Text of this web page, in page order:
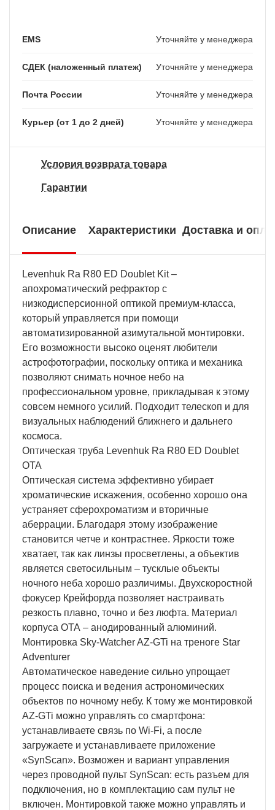
EMS Уточняйте у менеджера
СДЕК (наложенный платеж) Уточняйте у менеджера
Почта России Уточняйте у менеджера
Курьер (от 1 до 2 дней) Уточняйте у менеджера
Условия возврата товара
Гарантии
Описание Характеристики Доставка и
Levenhuk Ra R80 ED Doublet Kit –
апохроматический рефрактор с
низкодисперсионной оптикой премиум-класса,
который управляется при помощи
автоматизированной азимутальной монтировки.
Его возможности высоко оценят любители
астрофотографии, поскольку оптика и механика
позволяют снимать ночное небо на
профессиональном уровне, прикладывая к этому
совсем немного усилий. Подходит телескоп и для
визуальных наблюдений ближнего и дальнего
космоса.
Оптическая труба Levenhuk Ra R80 ED Doublet
OTA
Оптическая система эффективно убирает
хроматические искажения, особенно хорошо она
устраняет сферохроматизм и вторичные
аберрации. Благодаря этому изображение
становится четче и контрастнее. Яркости тоже
хватает, так как линзы просветлены, а объектив
является светосильным ‒ тусклые объекты
ночного неба хорошо различимы. Двухскоростной
фокусер Крейфорда позволяет настраивать
резкость плавно, точно и без люфта. Материал
корпуса ОТА – анодированный алюминий.
Монтировка Sky-Watcher AZ-GTi на треноге Star
Adventurer
Автоматическое наведение сильно упрощает
процесс поиска и ведения астрономических
объектов по ночному небу. К тому же монтировкой
AZ-GTi можно управлять со смартфона:
устанавливаете связь по Wi-Fi, а после
загружаете и устанавливаете приложение
«SynScan». Возможен и вариант управления
через проводной пульт SynScan: есть разъем для
подключения, но в комплектацию сам пульт не
включен. Монтировкой также можно управлять и